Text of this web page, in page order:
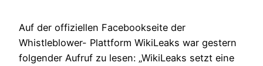
Auf der offiziellen Facebookseite der
Whistleblower- Plattform WikiLeaks war gestern
folgender Aufruf zu lesen: „WikiLeaks setzt eine